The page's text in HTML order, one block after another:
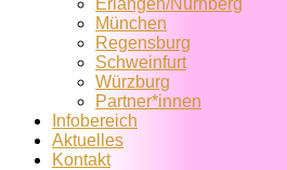
Erlangen/Nürnberg
München
Regensburg
Schweinfurt
Würzburg
Partner*innen
Infobereich
Aktuelles
Kontakt